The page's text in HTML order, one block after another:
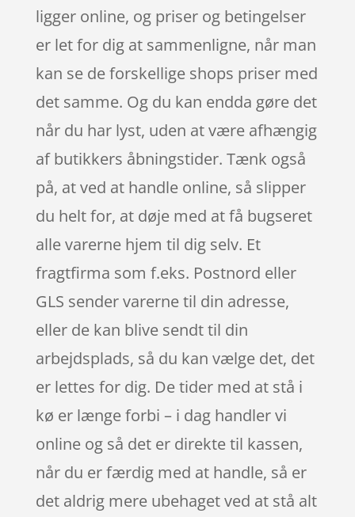
ligger online, og priser og betingelser
er let for dig at sammenligne, når man
kan se de forskellige shops priser med
det samme. Og du kan endda gøre det
når du har lyst, uden at være afhængig
af butikkers åbningstider. Tænk også
på, at ved at handle online, så slipper
du helt for, at døje med at få bugseret
alle varerne hjem til dig selv. Et
fragtfirma som f.eks. Postnord eller
GLS sender varerne til din adresse,
eller de kan blive sendt til din
arbejdsplads, så du kan vælge det, det
er lettes for dig. De tider med at stå i
kø er længe forbi – i dag handler vi
online og så det er direkte til kassen,
når du er færdig med at handle, så er
det aldrig mere ubehaget ved at stå alt